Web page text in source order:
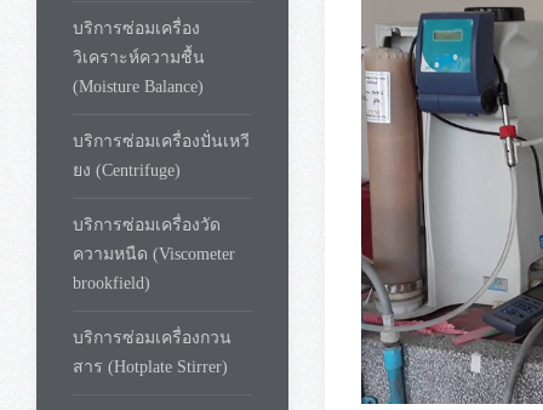
บริการซ่อมเครื่อง
วิเคราะห์ความชื้น
(Moisture Balance)
บริการซ่อมเครื่องปั่นเหวี
ยง (Centrifuge)
บริการซ่อมเครื่องวัด
ความหนืด (Viscometer
brookfield)
บริการซ่อมเครื่องกวน
สาร (Hotplate Stirrer)